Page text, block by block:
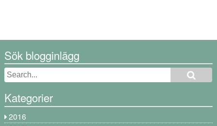
Sök blogginlägg
Kategorier
2016